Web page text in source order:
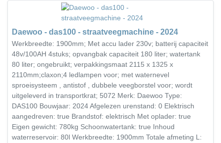
Daewoo - das100 - straatveegmachine - 2024
Werkbreedte: 1900mm; Met accu lader 230v; batterij capaciteit
48v/100AH 4stuks; opvangbak capaciteit 180 liter; watertank
80 liter; ongebruikt; verpakkingsmaat 2115 x 1325 x
2110mm;claxon;4 ledlampen voor; met waternevel
sproeisysteem , antistof , dubbele veegborstel voor; wordt
uitgeleverd in transportkrat; 5072 Merk: Daewoo Type:
DAS100 Bouwjaar: 2024 Afgelezen urenstand: 0 Elektrisch
aangedreven: true Brandstof: elektrisch Met oplader: true
Eigen gewicht: 780kg Schoonwatertank: true Inhoud
waterreservoir: 80l Werkbreedte: 1900mm Totale afmeting L: